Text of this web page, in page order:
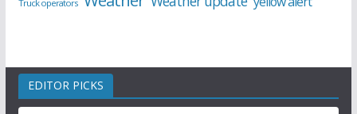
Truck operators
EDITOR PICKS